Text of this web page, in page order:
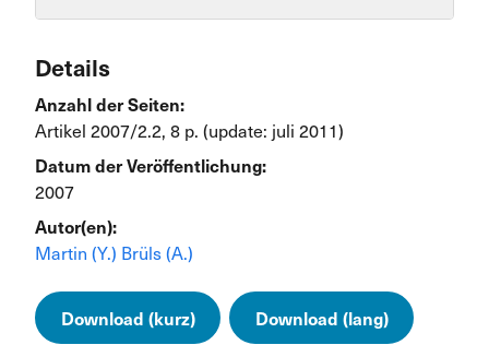
Details
Anzahl der Seiten:
Artikel 2007/2.2, 8 p. (update: juli 2011)
Datum der Veröffentlichung:
2007
Autor(en):
Martin (Y.) Brüls (A.)
Download (kurz) Download (lang)